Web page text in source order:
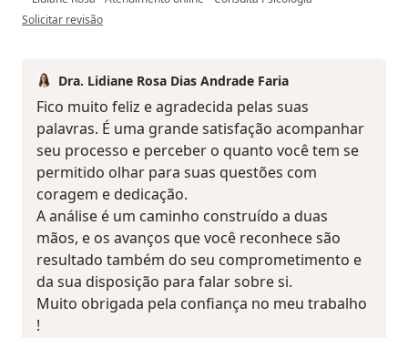
na opinião do utilizador Jessica Oliveira
Solicitar revisão
Dra. Lidiane Rosa Dias Andrade Faria
Fico muito feliz e agradecida pelas suas
palavras. É uma grande satisfação acompanhar
seu processo e perceber o quanto você tem se
permitido olhar para suas questões com
coragem e dedicação.
A análise é um caminho construído a duas
mãos, e os avanços que você reconhece são
resultado também do seu comprometimento e
da sua disposição para falar sobre si.
Muito obrigada pela confiança no meu trabalho
!